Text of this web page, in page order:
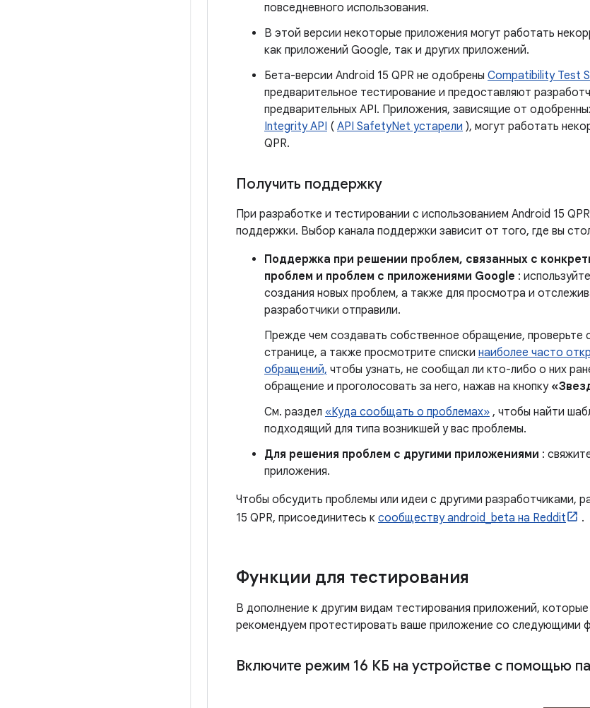
повседневного использования.
В этой версии некоторые приложения могут работать
как приложений Google, так и других приложений.
Бета-версии Android 15 QPR не одобрены Compatibility Test
предварительное тестирование и предоставляют
предварительных API. Приложения, зависящие от
Integrity API ( API SafetyNet устарели ), могут работать
QPR.
Получить поддержку
При разработке и тестировании с использованием Android 15
поддержки. Выбор канала поддержки зависит от того, где вы
Поддержка при решении проблем, связанных с
проблем и проблем с приложениями Google :
создания новых проблем, а также для просмотра и
разработчики отправили.
Прежде чем создавать собственное обращение, проверьте
странице, а также просмотрите списки наиболее часто
обращений, чтобы узнать, не сообщал ли кто-либо о них
обращение и проголосовать за него, нажав на кнопку
См. раздел «Куда сообщать о проблемах» , чтобы найти
подходящий для типа возникшей у вас проблемы.
Для решения проблем с другими приложениями :
приложения.
Чтобы обсудить проблемы или идеи с другими разработчиками,
15 QPR, присоединитесь к сообществу android_beta на Reddit .
Функции для тестирования
В дополнение к другим видам тестирования приложений,
рекомендуем протестировать ваше приложение со следующими
Включите режим 16 КБ на устройстве с помощью